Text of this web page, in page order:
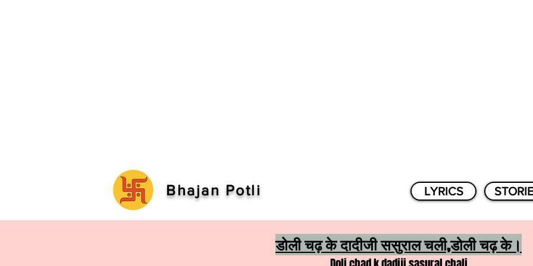
Bhajan Potli LYRICS
डोली चढ़ के दादीजी ससुराल चली,डोली चढ़ के।